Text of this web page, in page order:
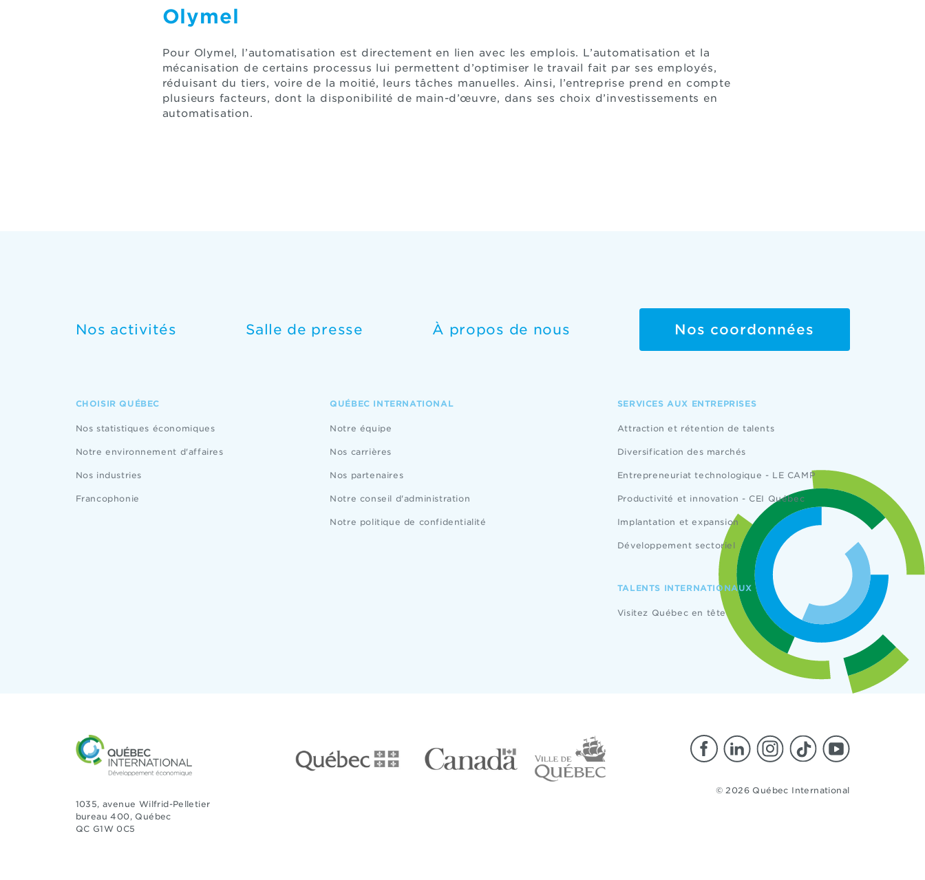
Olymel
Pour Olymel, l’automatisation est directement en lien avec les emplois. L’automatisation et la
mécanisation de certains processus lui permettent d’optimiser le travail fait par ses employés,
réduisant du tiers, voire de la moitié, leurs tâches manuelles. Ainsi, l’entreprise prend en compte
plusieurs facteurs, dont la disponibilité de main-d’œuvre, dans ses choix d’investissements en
automatisation.
Nos activités Salle de presse À propos de nous Nos coordonnées
CHOISIR QUÉBEC
Nos statistiques économiques
Notre environnement d'affaires
Nos industries
Francophonie
QUÉBEC INTERNATIONAL
Notre équipe
Nos carrières
Nos partenaires
Notre conseil d'administration
Notre politique de confidentialité
SERVICES AUX ENTREPRISES
Attraction et rétention de talents
Diversification des marchés
Entrepreneuriat technologique - LE CAMP
Productivité et innovation - CEI Québec
Implantation et expansion
Développement sectoriel
TALENTS INTERNATIONAUX
Visitez Québec en tête
1035, avenue Wilfrid-Pelletier
bureau 400, Québec
QC G1W 0C5
© 2026 Québec International